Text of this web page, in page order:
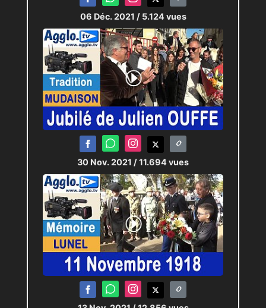
06 Déc. 2021 / 5.124 vues
30 Nov. 2021 / 11.694 vues